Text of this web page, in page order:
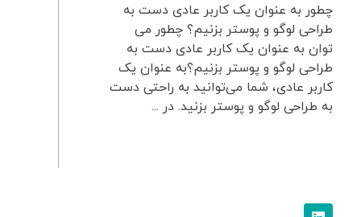
چطور به عنوان یک کاربر عادی دست به
طراحی لوگو و پوستر بزنیم؟ چطور می
توان به عنوان یک کاربر عادی دست به
طراحی لوگو و پوستر بزنیم؟به عنوان یک
کاربر عادی، شما می‌توانید به راحتی دست
به طراحی لوگو و پوستر بزنید. در ...